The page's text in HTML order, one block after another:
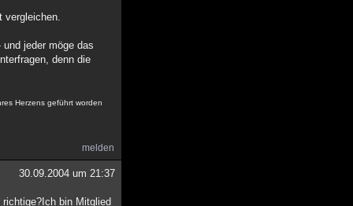
vergleichen.
jeder möge das
denn die
Herzens geführt worden
melden
30.09.2004 um 21:37
bin Mitglied